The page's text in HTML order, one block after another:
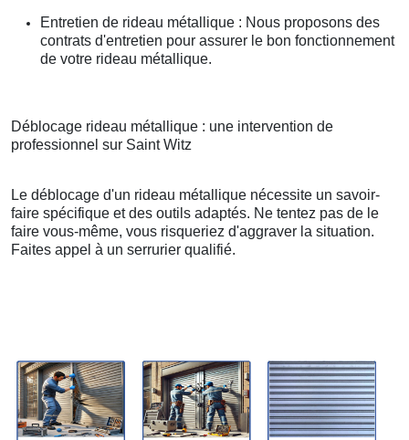
Entretien de rideau métallique : Nous proposons des
contrats d'entretien pour assurer le bon fonctionnement
de votre rideau métallique.
Déblocage rideau métallique : une intervention de
professionnel sur Saint Witz
Le déblocage d'un rideau métallique nécessite un savoir-
faire spécifique et des outils adaptés. Ne tentez pas de le
faire vous-même, vous risqueriez d'aggraver la situation.
Faites appel à un serrurier qualifié.